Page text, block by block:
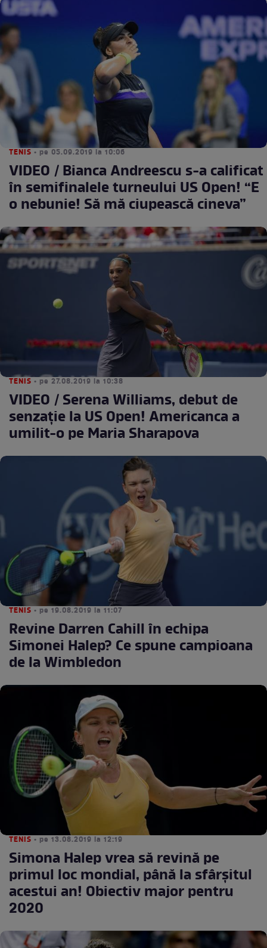
TENIS • pe 05.09.2019 la 10:06
VIDEO / Bianca Andreescu s-a calificat
în semifinalele turneului US Open! “E
o nebunie! Să mă ciupească cineva”
TENIS • pe 27.08.2019 la 10:38
VIDEO / Serena Williams, debut de
senzație la US Open! Americanca a
umilit-o pe Maria Sharapova
TENIS • pe 19.08.2019 la 11:07
Revine Darren Cahill în echipa
Simonei Halep? Ce spune campioana
de la Wimbledon
TENIS • pe 13.08.2019 la 12:19
Simona Halep vrea să revină pe
primul loc mondial, până la sfârşitul
acestui an! Obiectiv major pentru
2020